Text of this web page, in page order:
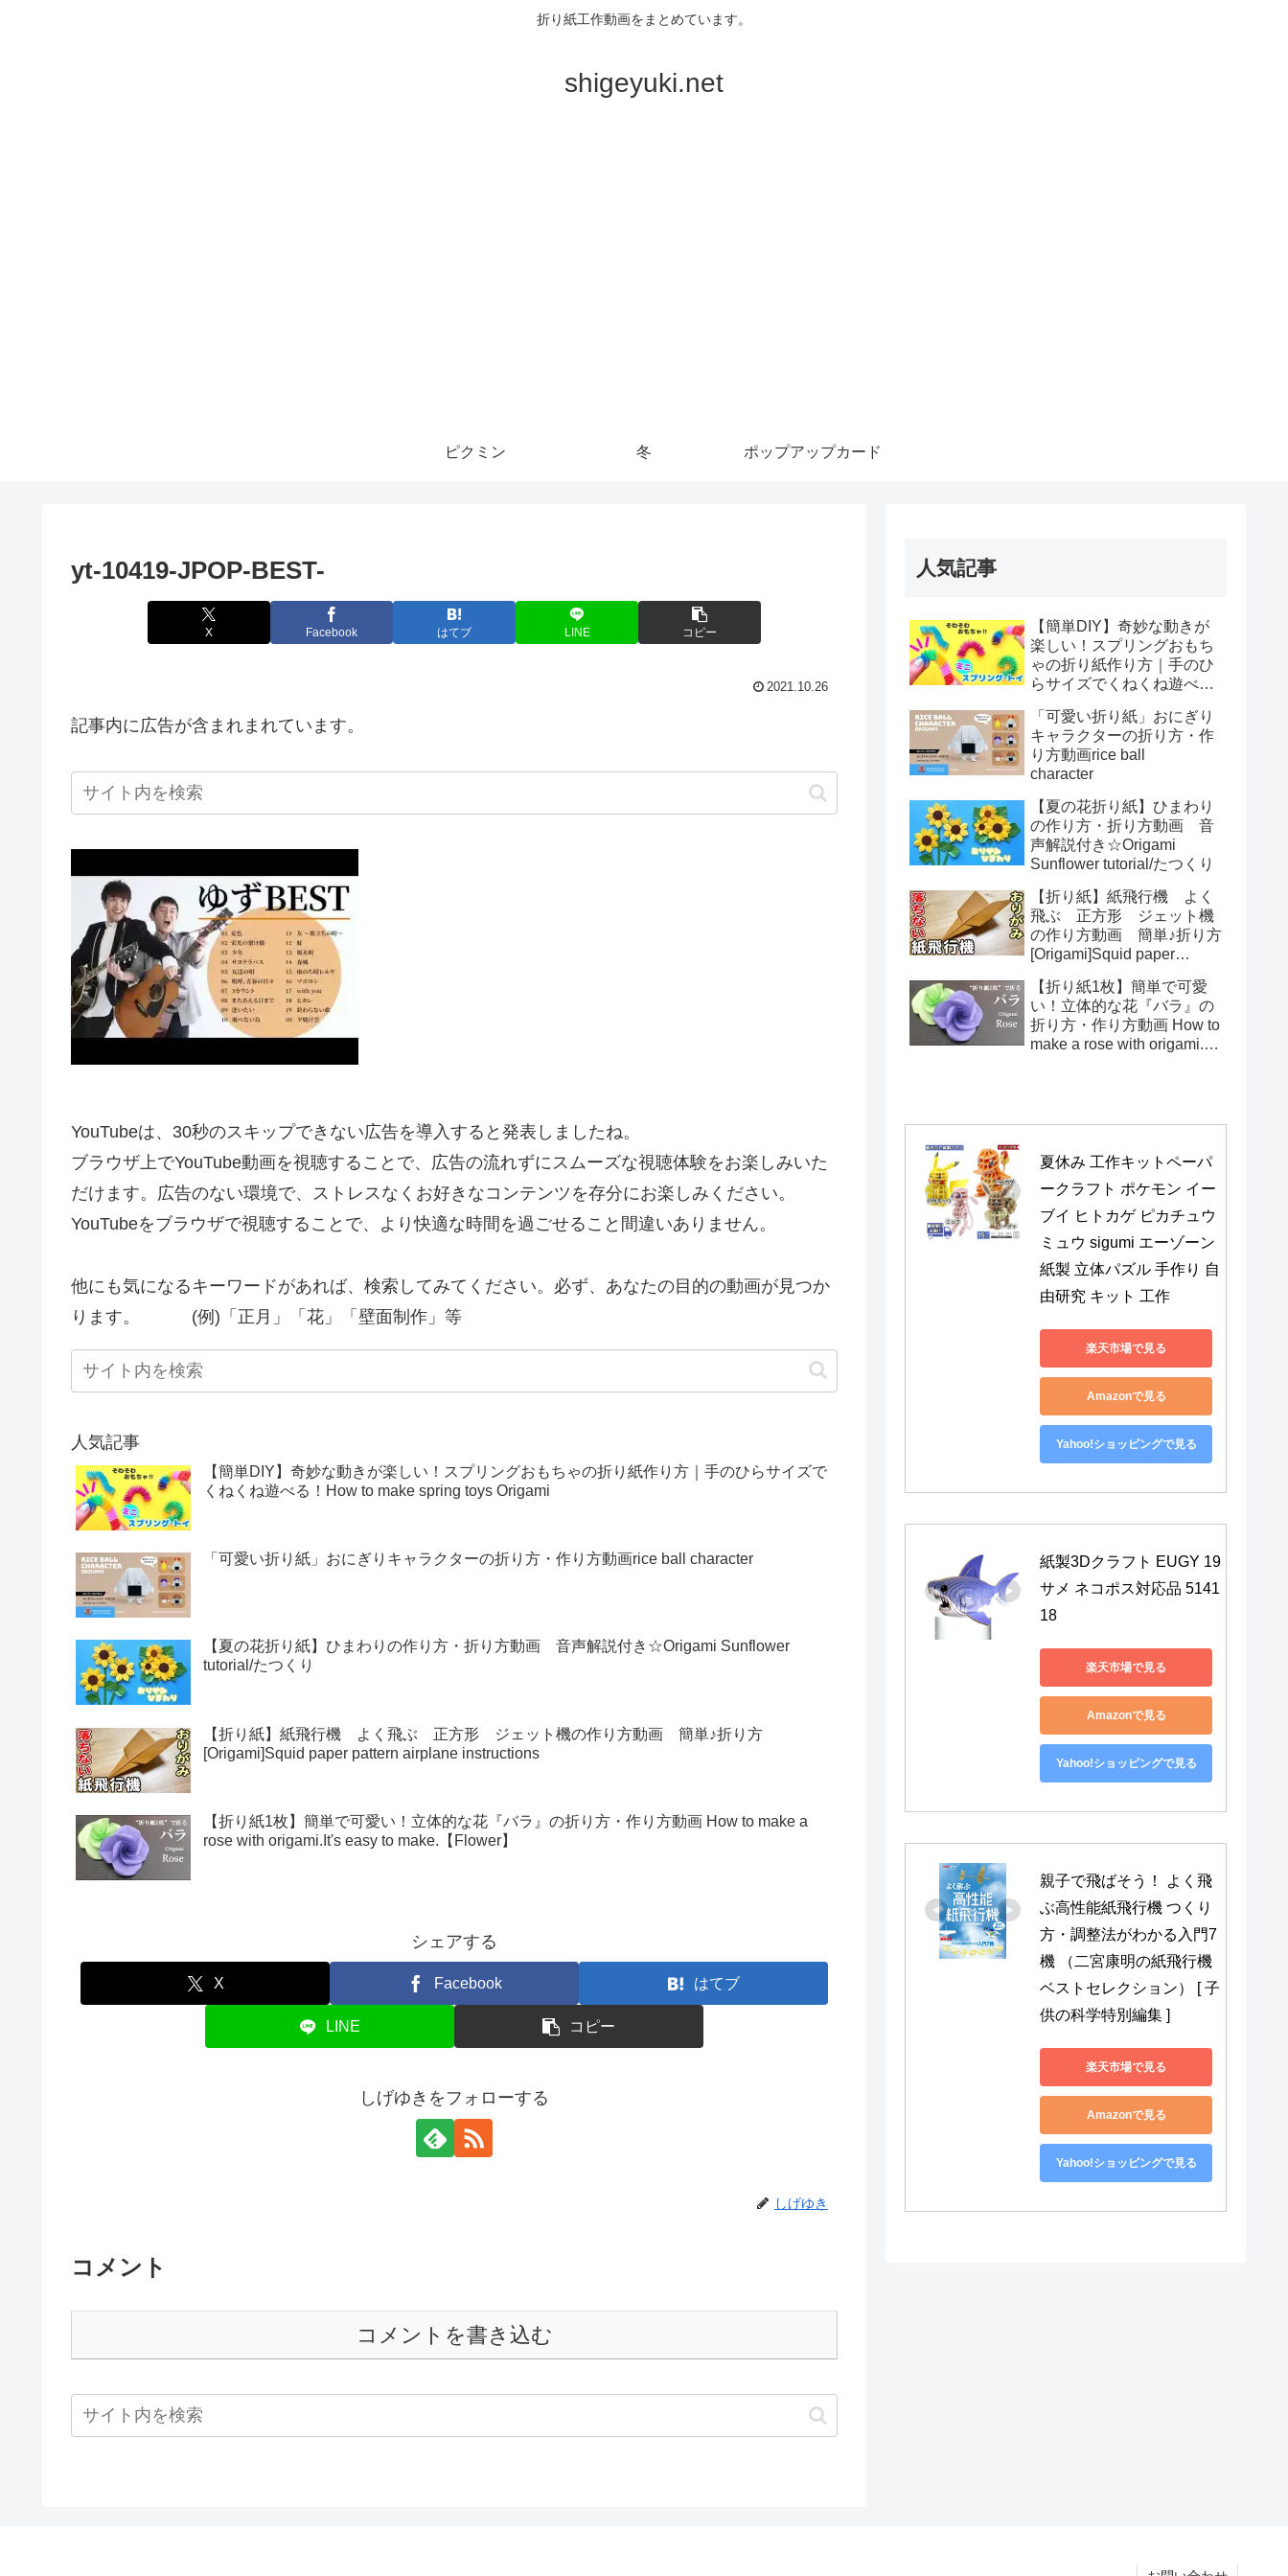
折り紙工作動画をまとめています。
shigeyuki.net
ピクミン 冬 ポップアップカード
yt-10419-JPOP-BEST-
X Facebook はてブ LINE コピー
2021.10.26
記事内に広告が含まれまれています。
YouTubeは、30秒のスキップできない広告を導入すると発表しましたね。
ブラウザ上でYouTube動画を視聴することで、広告の流れずにスムーズな視聴体験をお楽しみいた
だけます。広告のない環境で、ストレスなくお好きなコンテンツを存分にお楽しみください。
YouTubeをブラウザで視聴することで、より快適な時間を過ごせること間違いありません。
他にも気になるキーワードがあれば、検索してみてください。必ず、あなたの目的の動画が見つか
ります。 (例)「正月」「花」「壁面制作」等
人気記事
【簡単DIY】奇妙な動きが楽しい！スプリングおもちゃの折り紙作り方｜手のひらサイズで
くねくね遊べる！How to make spring toys Origami
「可愛い折り紙」おにぎりキャラクターの折り方・作り方動画rice ball character
【夏の花折り紙】ひまわりの作り方・折り方動画 音声解説付き☆Origami Sunflower
tutorial/たつくり
【折り紙】紙飛行機 よく飛ぶ 正方形 ジェット機の作り方動画 簡単♪折り方
[Origami]Squid paper pattern airplane instructions
【折り紙1枚】簡単で可愛い！立体的な花『バラ』の折り方・作り方動画 How to make a
rose with origami.It's easy to make.【Flower】
シェアする
X Facebook はてブ
LINE コピー
しげゆきをフォローする
しげゆき
コメント
コメントを書き込む
人気記事
【簡単DIY】奇妙な動きが
楽しい！スプリングおもち
ゃの折り紙作り方｜手のひ
らサイズでくねくね遊べ
toys Origami
「可愛い折り紙」おにぎり
キャラクターの折り方・作
り方動画rice ball
character
【夏の花折り紙】ひまわり
の作り方・折り方動画 音
声解説付き☆Origami
Sunflower tutorial/たつくり
【折り紙】紙飛行機 よく
飛ぶ 正方形 ジェット機
の作り方動画 簡単♪折り方
[Origami]Squid paper
【折り紙1枚】簡単で可愛
い！立体的な花『バラ』の
折り方・作り方動画 How to
make a rose with origami.It's
夏休み 工作キットペーパ
ークラフト ポケモン イー
ブイ ヒトカゲ ピカチュウ
ミュウ sigumi エーゾーン
紙製 立体パズル 手作り 自
由研究 キット 工作
楽天市場で見る
Amazonで見る
Yahoo!ショッピングで見る
紙製3Dクラフト EUGY 19
サメ ネコポス対応品 5141
18
楽天市場で見る
Amazonで見る
Yahoo!ショッピングで見る
親子で飛ばそう！ よく飛
ぶ高性能紙飛行機 つくり
方・調整法がわかる入門7
機 （二宮康明の紙飛行機
ベストセレクション） [ 子
供の科学特別編集 ]
楽天市場で見る
Amazonで見る
Yahoo!ショッピングで見る